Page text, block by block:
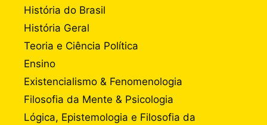
História do Brasil
História Geral
Teoria e Ciência Política
Ensino
Existencialismo & Fenomenologia
Filosofia da Mente & Psicologia
Lógica, Epistemologia e Filosofia da